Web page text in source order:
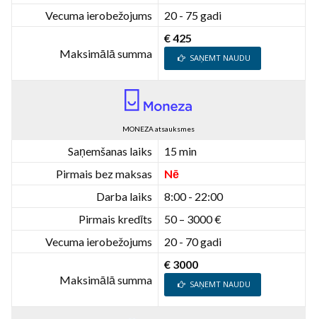
Vecuma ierobežojums
20 - 75 gadi
Maksimālā summa
€ 425
SAŅEMT NAUDU
MONEZA atsauksmes
Saņemšanas laiks
15 min
Pirmais bez maksas
Nē
Darba laiks
8:00 - 22:00
Pirmais kredīts
50 – 3000 €
Vecuma ierobežojums
20 - 70 gadi
Maksimālā summa
€ 3000
SAŅEMT NAUDU